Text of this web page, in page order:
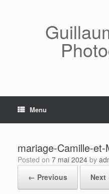
Menu
mariage-Camille-et-
Posted on 7 mai 2024 by
← Previous